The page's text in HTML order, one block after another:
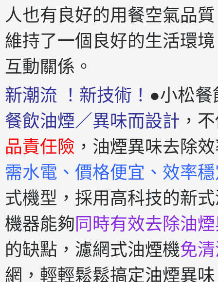
人也有良好的用餐空氣品
維持了一個良好的生活環
互動關係。
新潮流 ！新技術！ ●小松餐
餐飲油煙／異味而設計 ，
品責任險 ，油煙異味去除
需水電、價格便宜、效率
式機型，採用高科技的新
機器能夠 同時有效去除油
的缺點，濾網式油煙機免
網，輕輕鬆鬆搞定油煙異